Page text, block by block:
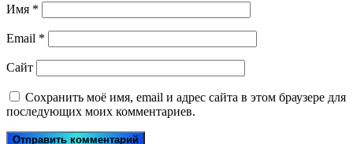
Имя *
Email *
Сайт
Сохранить моё имя, email и адрес сайта в этом браузере для
последующих моих комментариев.